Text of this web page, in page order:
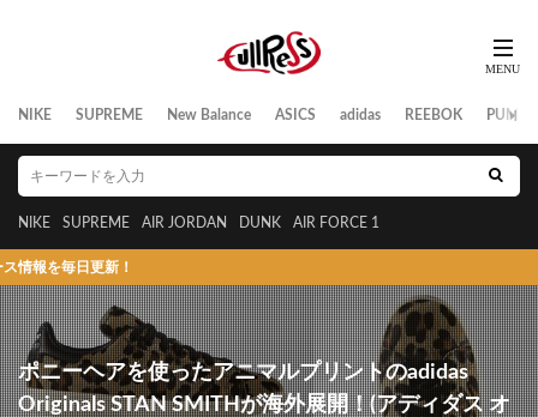
NIKE SUPREME New Balance ASICS adidas REEBOK PUMA
NIKE SUPREME AIR JORDAN DUNK AIR FORCE 1
更新！
ポニーヘアを使ったアニマルプリントのadidas
Originals STAN SMITHが海外展開！(アディダス オ